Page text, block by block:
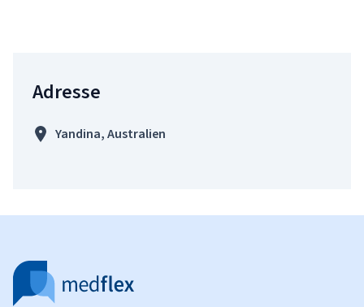
Adresse
Yandina, Australien